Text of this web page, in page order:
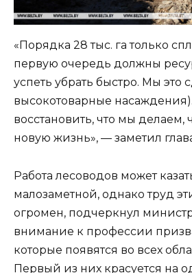
«Порядка 28 тыс. га только
первую очередь должны
успеть убрать быстро. Мы это
высокотоварные
восстановить, что мы делаем,
новую жизнь», — заметил
Работа лесоводов может
малозаметной, однако труд
огромен, подчеркнул
внимание к профессии
которые появятся во всех
Первый из них красуется на